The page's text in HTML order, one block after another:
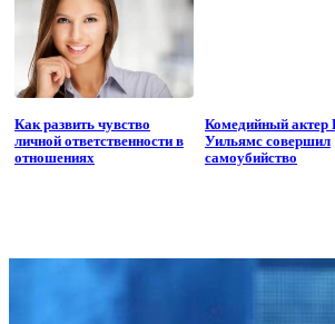
Как развить чувство
личной ответственности в
отношениях
Комедийный актер
Уильямс совершил
самоубийство